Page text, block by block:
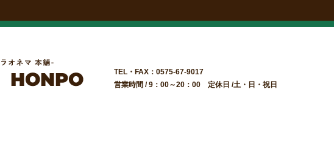
TEL・FAX：0575-67-9017
営業時間 / 9：00～20：00 定休日 /土・日・祝日